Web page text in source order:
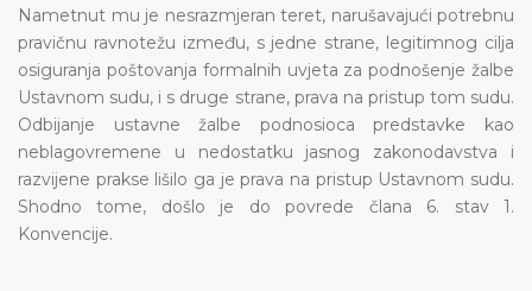
Nametnut mu je nesrazmjeran teret, narušavajući potrebnu
pravičnu ravnotežu između, s jedne strane, legitimnog cilja
osiguranja poštovanja formalnih uvjeta za podnošenje žalbe
Ustavnom sudu, i s druge strane, prava na pristup tom sudu.
Odbijanje ustavne žalbe podnosioca predstavke kao
neblagovremene u nedostatku jasnog zakonodavstva i
razvijene prakse lišilo ga je prava na pristup Ustavnom sudu.
Shodno tome, došlo je do povrede člana 6. stav 1.
Konvencije.